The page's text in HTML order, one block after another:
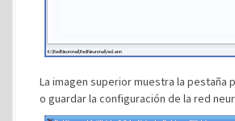
La imagen superior muestra la pestaña
o guardar la configuración de la red